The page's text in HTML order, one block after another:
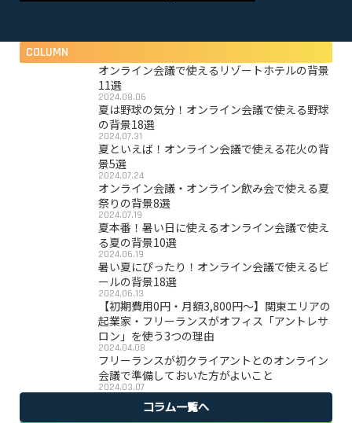
COLUMN
オンライン会議で使えるリゾートホテルの背景
11選
2024.08.06
夏は野球の気分！オンライン会議で使える野球
の背景18選
2024.07.31
夏といえば！オンライン会議で使える花火の背
景5選
2024.07.24
オンライン会議・オンライン飲み会で使える夏
祭りの背景8選
2024.07.19
夏本番！暑い日に使えるオンライン会議で使え
る夏の背景10選
2024.06.19
暑い夏にぴったり！オンライン会議で使えるビ
ールの背景18選
2024.06.13
【初期費用0円・月額3,800円〜】関東エリアの
起業家・フリーランスがオフィス「アントレサ
ロン」を使う3つの理由
2024.04.08
フリーランスが初クライアントとのオンライン
会議で準備しておいた方がよいこと
2024.03.07
コラム一覧へ